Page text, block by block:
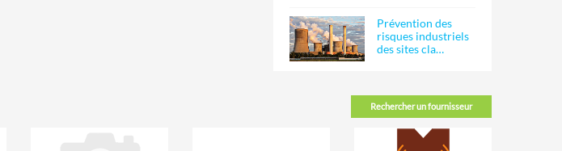
Prévention des
risques industriels
des sites cla…
Rechercher un fournisseur